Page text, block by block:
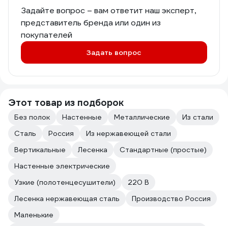
Задайте вопрос – вам ответит наш эксперт,
представитель бренда или один из
покупателей
Задать вопрос
Этот товар из подборок
Без полок Настенные Металлические
Из стали
Сталь
Россия
Из нержавеющей стали
Вертикальные
Лесенка
Стандартные (простые)
Настенные электрические
Узкие (полотенцесушители)
220 В
Лесенка нержавеющая сталь
Производство Россия
Маленькие